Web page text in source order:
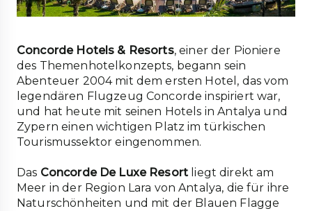
Concorde Hotels & Resorts, einer der Pioniere
des Themenhotelkonzepts, begann sein
Abenteuer 2004 mit dem ersten Hotel, das vom
legendären Flugzeug Concorde inspiriert war,
und hat heute mit seinen Hotels in Antalya und
Zypern einen wichtigen Platz im türkischen
Tourismussektor eingenommen.
Das Concorde De Luxe Resort liegt direkt am
Meer in der Region Lara von Antalya, die für ihre
Naturschönheiten und mit der Blauen Flagge